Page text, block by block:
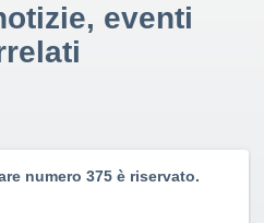
eventi
numero 375 è riservato.